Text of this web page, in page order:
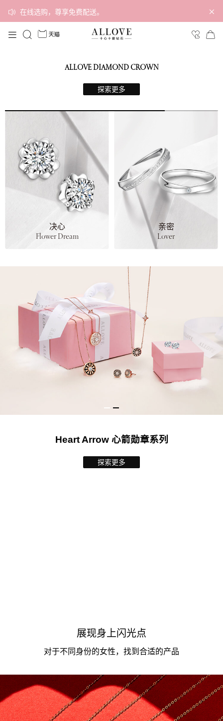
在线选购，尊享免费配送。
ALLOVE DIAMOND CROWN
探索更多
决心
Flower Dream
亲密
Lover
Heart Arrow 心箭勋章系列
探索更多
展现身上闪光点
对于不同身份的女性，找到合适的产品